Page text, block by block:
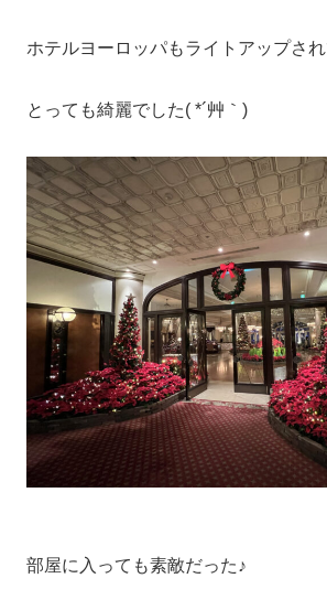
ホテルヨーロッパもライトアップされ
とっても綺麗でした( *´艸｀)
部屋に入っても素敵だった♪